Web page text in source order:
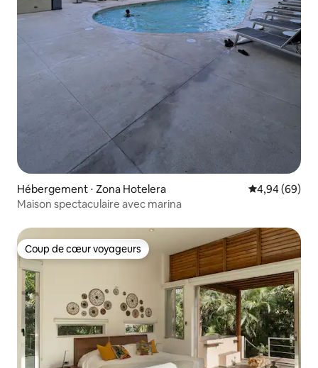
Hébergement ⋅ Zona Hotelera Évaluation
4,94 (69)
Maison spectaculaire avec marina
Coup de cœur voyageurs
Coup de cœur voyageurs